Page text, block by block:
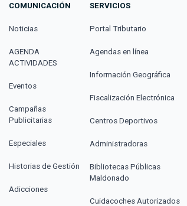
COMUNICACIÓN
Noticias
AGENDA
ACTIVIDADES
Eventos
Campañas
Publicitarias
Especiales
Historias de Gestión
Adicciones
SERVICIOS
Portal Tributario
Agendas en línea
Información Geográfica
Fiscalización Electrónica
Centros Deportivos
Administradoras
Bibliotecas Públicas
Maldonado
Cuidacoches Autorizados